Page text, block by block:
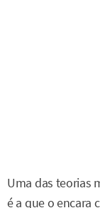
Uma das teorias
é a que o encara